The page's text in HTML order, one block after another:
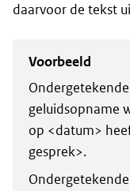
daarvoor de tekst
Voorbeeld
geluidsopname
op <datum>
gesprek>.